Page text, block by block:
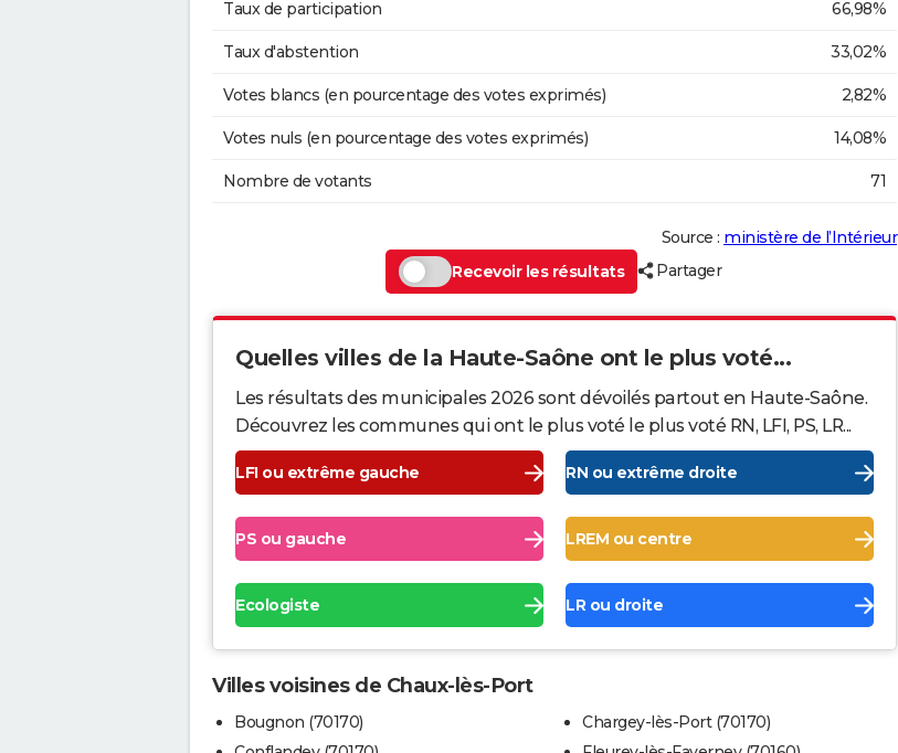
Taux de participation 66,98%
Taux d'abstention 33,02%
Votes blancs (en pourcentage des votes exprimés) 2,82%
Votes nuls (en pourcentage des votes exprimés) 14,08%
Nombre de votants 71
Source : ministère de l’Intérieur
Recevoir les résultats
Partager
Quelles villes de la Haute-Saône ont le plus voté...
Les résultats des municipales 2026 sont dévoilés partout en Haute-Saône.
Découvrez les communes qui ont le plus voté le plus voté RN, LFI, PS, LR...
LFI ou extrême gauche RN ou extrême droite
PS ou gauche LREM ou centre
Ecologiste LR ou droite
Villes voisines de Chaux-lès-Port
Bougnon (70170)
Chargey-lès-Port (70170)